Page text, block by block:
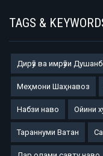
TAGS &
Дирӯз ва имрӯзи
Меҳмони Шаҳнавоз
Набзи наво Ойини
Тараннуми Ватан